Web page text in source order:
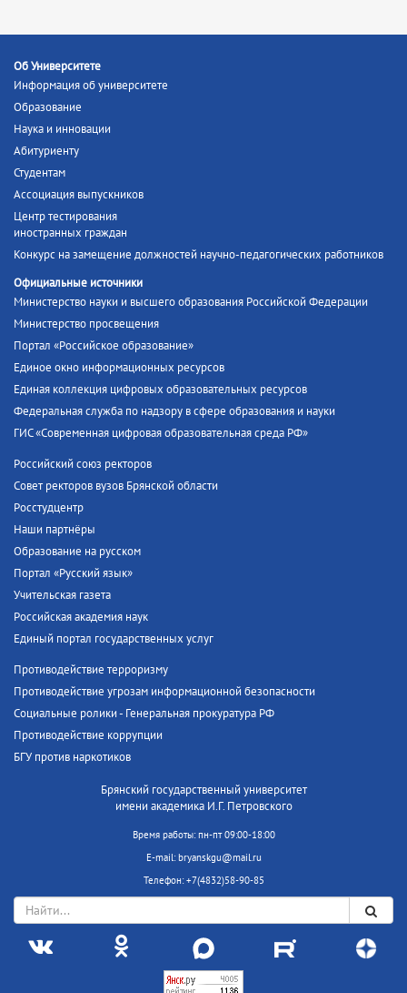
Об Университете
Информация об университете
Образование
Наука и инновации
Абитуриенту
Студентам
Ассоциация выпускников
Центр тестирования
иностранных граждан
Конкурс на замещение должностей научно-педагогических работников
Официальные источники
Министерство науки и высшего образования Российской Федерации
Министерство просвещения
Портал «Российское образование»
Единое окно информационных ресурсов
Единая коллекция цифровых образовательных ресурсов
Федеральная служба по надзору в сфере образования и науки
ГИС «Современная цифровая образовательная среда РФ»
Российский союз ректоров
Совет ректоров вузов Брянской области
Росстудцентр
Наши партнёры
Образование на русском
Портал «Русский язык»
Учительская газета
Российская академия наук
Единый портал государственных услуг
Противодействие терроризму
Противодействие угрозам информационной безопасности
Социальные ролики - Генеральная прокуратура РФ
Противодействие коррупции
БГУ против наркотиков
Брянский государственный университет
имени академика И.Г. Петровского
Время работы: пн-пт 09:00-18:00
E-mail: bryanskgu@mail.ru
Телефон: +7(4832)58-90-85